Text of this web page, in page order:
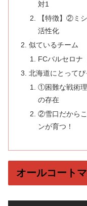
対1
【特徴】②ミ
活性化
似ているチーム
FCバルセロナ
北海道にとって
①困難な戦術
の存在
②雪口だから
ンが育つ！
オールコート